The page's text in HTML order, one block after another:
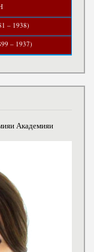
– 1938)
– 1937)
Академияи